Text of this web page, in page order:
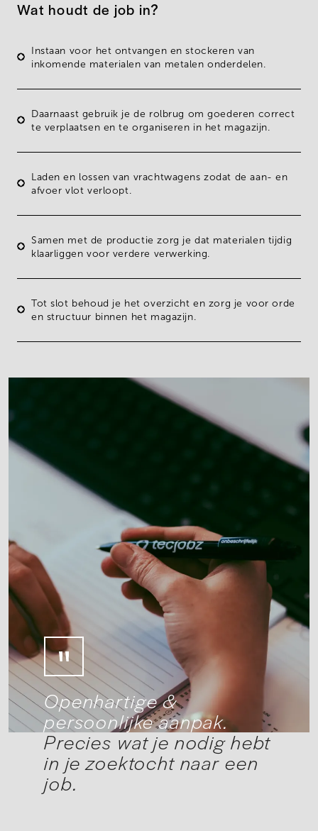
Wat houdt de job in?
Instaan voor het ontvangen en stockeren van
inkomende materialenvan metalen onderdelen.
Daarnaast gebruik je de rolbrug om goederen correct
te verplaatsen enteorganiseren in het magazijn.
Laden en lossen van vrachtwagens zodat de aan- en
afvoer vlot verloopt.
Samen met de productie zorg je dat materialen tijdig
klaarliggen voor verdere verwerking.
Tot slot behoud je het overzicht en zorg je voororde
en structuur binnen het magazijn.
Openhartige &
persoonlijke aanpak.
Precies wat je nodig hebt
in je zoektocht naar een
job.